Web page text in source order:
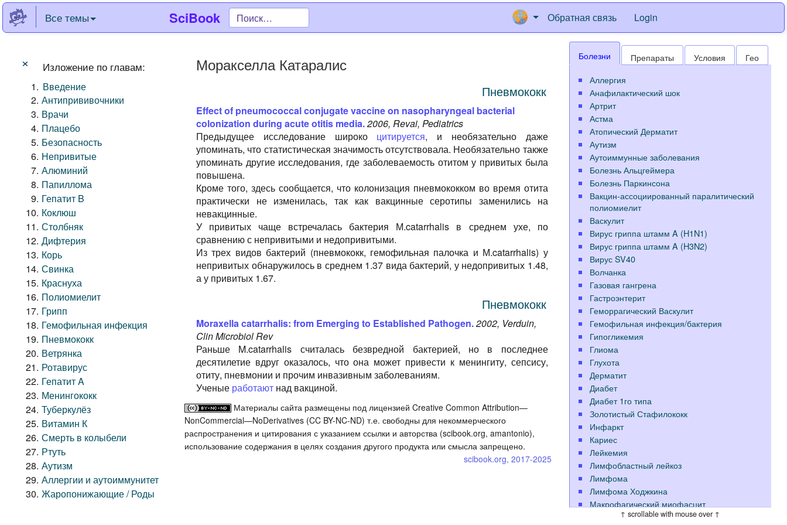
Все темы SciBook Обратная связь Login
× Изложение по главам:
Введение
Антипрививочники
Врачи
Плацебо
Безопасность
Непривитые
Алюминий
Папиллома
Гепатит B
Коклюш
Столбняк
Дифтерия
Корь
Свинка
Краснуха
Полиомиелит
Грипп
Гемофильная инфекция
Пневмококк
Ветрянка
Ротавирус
Гепатит A
Менингококк
Туберкулёз
Витамин К
Смерть в колыбели
Ртуть
Аутизм
Аллергии и аутоиммунитет
Жаропонижающие / Роды
Моракселла Катаралис
Пневмококк
Effect of pneumococcal conjugate vaccine on nasopharyngeal bacterial
colonization during acute otitis media.2006, Revai, Pediatrics
Предыдущее исследование широко цитируется, и необязательно даже
упоминать, что статистическая значимость отсутствовала. Необязательно также
упоминать другие исследования, где заболеваемость отитом у привитых была
повышена.
Кроме того, здесь сообщается, что колонизация пневмококком во время отита
практически не изменилась, так как вакцинные серотипы заменились на
невакцинные.
У привитых чаще встречалась бактерия М.catarrhalis в среднем ухе, по
сравнению с непривитыми и недопривитыми.
Из трех видов бактерий (пневмококк, гемофильная палочка и М.catarrhalis) у
непривитых обнаружилось в среднем 1.37 вида бактерий, у недопривитых 1.48,
а у привитых 1.67.
Пневмококк
Moraxella catarrhalis: from Emerging to Established Pathogen.2002, Verduin,
Clin Microbiol Rev
Раньше M.catarrhalis считалась безвредной бактерией, но в последнее
десятилетие вдруг оказалось, что она может привести к менингиту, сепсису,
отиту, пневмонии и прочим инвазивным заболеваниям.
Ученые работают над вакциной.
Материалы сайта размещены под лицензией Creative Common Attribution—
NonCommercial—NoDerivatives (CC BY-NC-ND) т.е. свободны для некоммерческого
распространения и цитирования с указанием ссылки и авторства (scibook.org, amantonio),
использование содержания в целях создания другого продукта или смысла запрещено.
scibook.org, 2017-2025
Болезни Препараты Условия
Гео
Аллергия
Анафилактический шок
Артрит
Астма
Атопический Дерматит
Аутизм
Аутоиммунные заболевания
Болезнь Альцгеймера
Болезнь Паркинсона
Вакцин-ассоциированный паралитический
полиомиелит
Васкулит
Вирус гриппа штамм A (H1N1)
Вирус гриппа штамм A (H3N2)
Вирус SV40
Волчанка
Газовая гангрена
Гастроэнтерит
Геморрагический Васкулит
Гемофильная инфекция/бактерия
Гипогликемия
Глиома
Глухота
Дерматит
Диабет
Диабет 1го типа
Золотистый Стафилококк
Инфаркт
Кариес
Лейкемия
Лимфобластный лейкоз
Лимфома
Лимфома Ходжкина
Макрофагический миофасцит
Меланома↑ scrollable with mouse over ↑